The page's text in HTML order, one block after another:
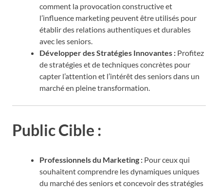
comment la provocation constructive et
l’influence marketing peuvent être utilisés pour
établir des relations authentiques et durables
avec les seniors.
Développer des Stratégies Innovantes : Profitez
de stratégies et de techniques concrètes pour
capter l’attention et l’intérêt des seniors dans un
marché en pleine transformation.
Public Cible :
Professionnels du Marketing : Pour ceux qui
souhaitent comprendre les dynamiques uniques
du marché des seniors et concevoir des stratégies